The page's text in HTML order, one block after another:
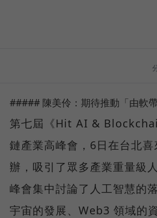
##### 陳美伶：期待推動「由軟
第七屆《Hit AI &
鏈產業高峰會，6日在台北
辦，吸引了眾多產業重量級
峰會集中討論了人工智慧的
宇宙的發展、Web3 領域的